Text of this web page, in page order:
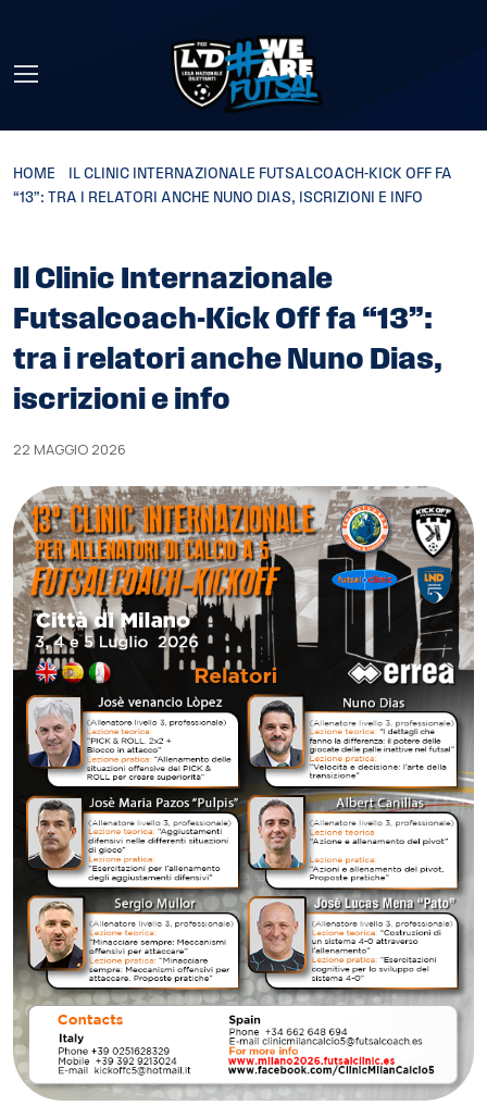
HOME
IL CLINIC INTERNAZIONALE FUTSALCOACH-KICK OFF FA
“13”: TRA I RELATORI ANCHE NUNO DIAS, ISCRIZIONI E INFO
Il Clinic Internazionale
Futsalcoach-Kick Off fa “13”:
tra i relatori anche Nuno Dias,
iscrizioni e info
22 MAGGIO 2026